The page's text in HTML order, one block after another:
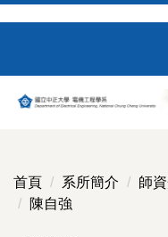
要
內
首頁 系所簡介 師
陳自強